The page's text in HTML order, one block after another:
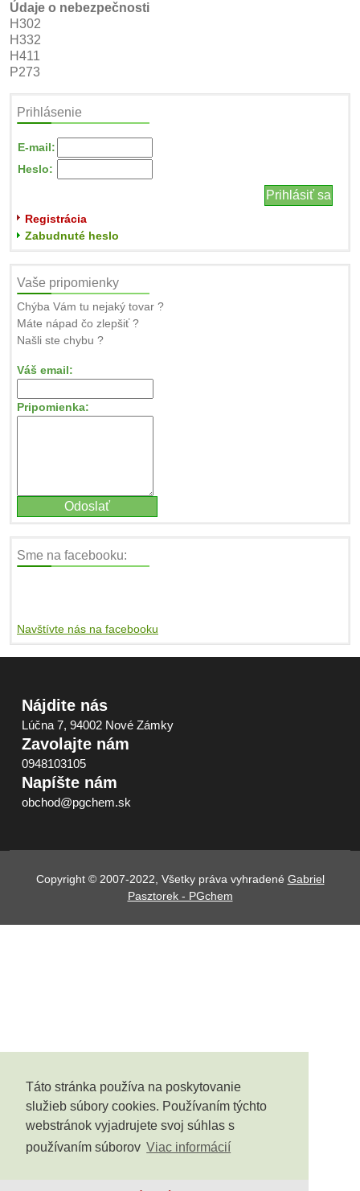
Táto stránka používa na poskytovanie
služieb súbory cookies. Používaním týchto
webstránok vyjadrujete svoj súhlas s
používaním súborov Viac informácií
Údaje o nebezpečnosti
H302
H332
H411
P273
Prihlásenie
E-mail:
Heslo:
Registrácia
Zabudnuté heslo
Vaše pripomienky
Chýba Vám tu nejaký tovar ?
Máte nápad čo zlepšiť ?
Našli ste chybu ?
Váš email:
Pripomienka:
Sme na facebooku:
Navštívte nás na facebooku
Nájdite nás
Lúčna 7, 94002 Nové Zámky
Zavolajte nám
0948103105
Napíšte nám
obchod@pgchem.sk
Copyright © 2007-2022, Všetky práva vyhradené Gabriel
Pasztorek - PGchem